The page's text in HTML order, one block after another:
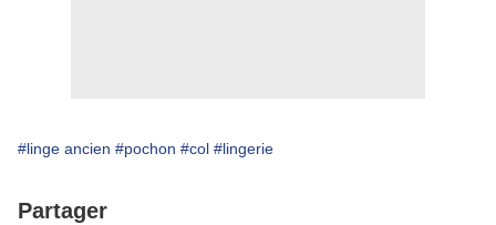
#linge ancien #pochon #col #lingerie
Partager